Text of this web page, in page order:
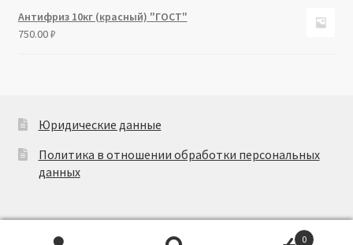
Антифриз 10кг (красный) "ГОСТ"
750.00₽
Юридические данные
Политика в отношении обработки персональных
данных
0